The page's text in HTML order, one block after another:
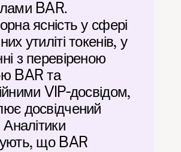
BAR.
ясність у сфері
утиліті токенів, у
з перевіреною
BAR та
VIP-досвідом,
досвідчений
Аналітики
що BAR